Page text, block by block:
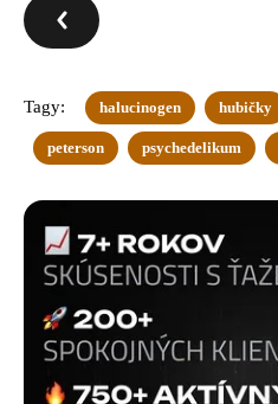
Tagy: halucinogen hubičky
peterson psychedelikum